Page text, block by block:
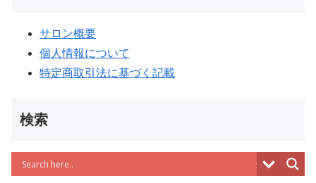
サロン概要
個人情報について
特定商取引法に基づく記載
検索